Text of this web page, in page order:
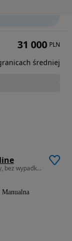
1197 cm3 • 86 KM • Pierwszy właściciel, stan dobry, bez wypadkowy, opony nowe wielosezono
Manualna
31 000 PLN
średniej